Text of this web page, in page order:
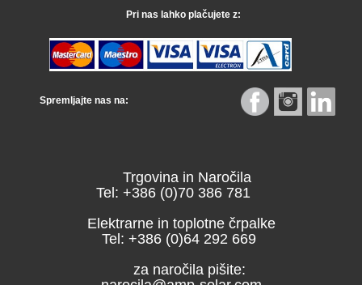
Pri nas lahko plačujete z:
Spremljajte nas na:
Trgovina in Naročila
Tel: +386 (0)70 386 781
Elektrarne in toplotne črpalke
Tel: +386 (0)64 292 669
za naročila pišite: